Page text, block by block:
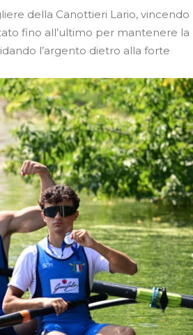
della Canottieri Lario, vincendo
fino all’ultimo per mantenere la
l’argento dietro alla forte